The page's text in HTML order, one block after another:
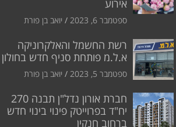
אירוע
ספטמבר 6, 2023 יואב בן פורת
רשת החשמל והאלקרוניקה
א.ל.מ פותחת סניף חדש בחולון
ספטמבר 5, 2023 יואב בן פורת
חברת אורון נדל"ן תבנה 270
יח"ד בפרוייטק פינוי בינוי חדש
ברחוב חנקין